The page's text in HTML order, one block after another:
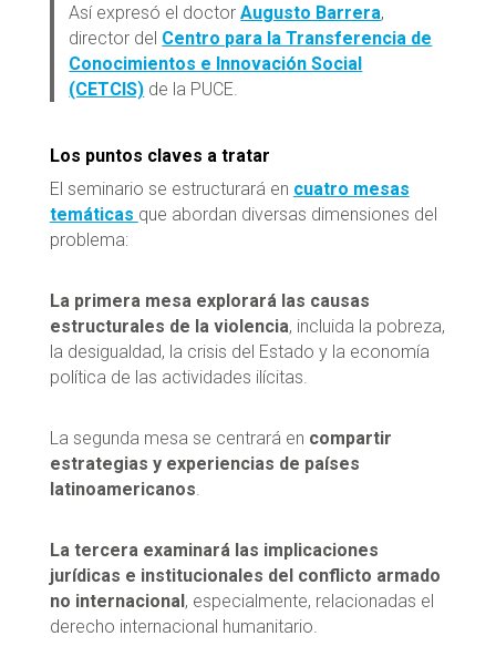
Así expresó el doctorAugusto Barrera,
director del Centro para la Transferencia de
Conocimientos e Innovación Social
(CETCIS) de la PUCE.
Los puntos claves a tratar
El seminario se estructurará en cuatro mesas
temáticas que abordan diversas dimensiones del
problema:
La primera mesa explorará las causas
estructurales de la violencia, incluida la pobreza,
la desigualdad, la crisis del Estado y la economía
política de las actividades ilícitas.
La segunda mesa se centrará en compartir
estrategias y experiencias de países
latinoamericanos
La tercera examinará las implicaciones
jurídicas e institucionales del conflicto armado
no internacional, especialmente, relacionadas el
derecho internacional humanitario.